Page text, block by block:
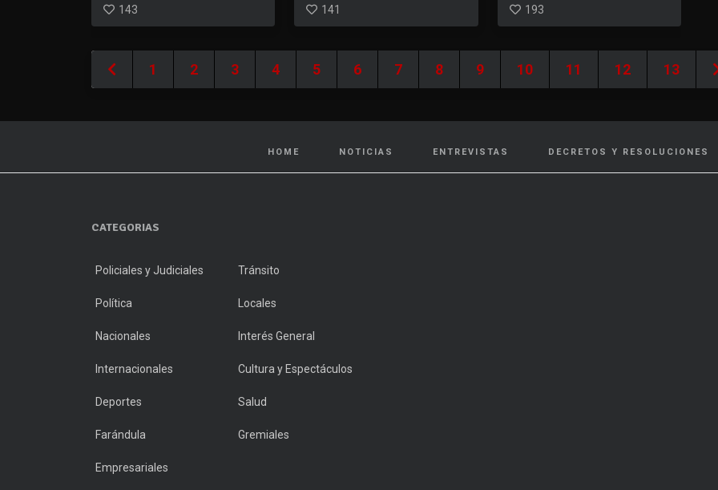
143
141
193
1 2 3 4 5 6 7 8 9 10 11 12 13
HOME NOTICIAS ENTREVISTAS DECRETOS Y RESOLUCIONES
CATEGORIAS
Policiales y Judiciales Tránsito
Política Locales
Nacionales Interés General
Internacionales Cultura y Espectáculos
Deportes Salud
Farándula Gremiales
Empresariales